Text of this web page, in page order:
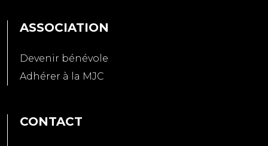
ASSOCIATION
Devenir bénévole
Adhérer à la MJC
CONTACT